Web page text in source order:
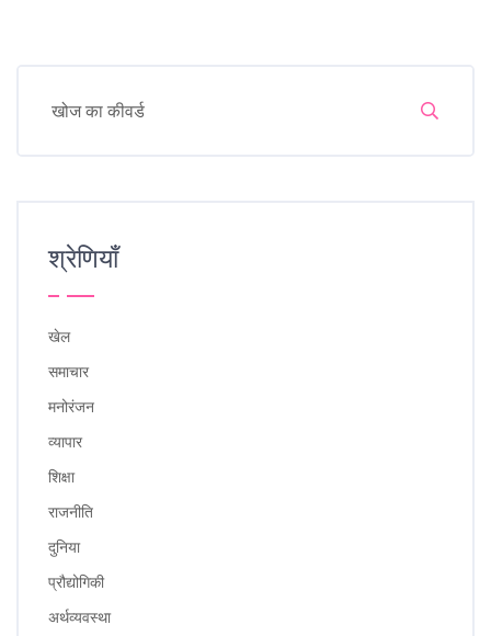
श्रेणियाँ
खेल
समाचार
मनोरंजन
व्यापार
शिक्षा
राजनीति
दुनिया
प्रौद्योगिकी
अर्थव्यवस्था